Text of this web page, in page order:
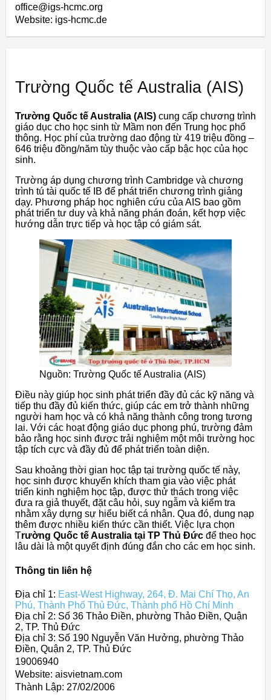
office@igs-hcmc.org
Website: igs-hcmc.de
Trường Quốc tế Australia (AIS)
Trường Quốc tế Australia (AIS) cung cấp chương trình
giáo dục cho học sinh từ Mầm non đến Trung học phổ
thông. Học phí của trường dao động từ 419 triệu đồng –
646 triệu đồng/năm tùy thuộc vào cấp bậc học của học
sinh.
Trường áp dụng chương trình Cambridge và chương
trình tú tài quốc tế IB để phát triển chương trình giảng
dạy. Phương pháp học nghiên cứu của AIS bao gồm
phát triển tư duy và khả năng phán đoán, kết hợp việc
hướng dẫn trực tiếp và học tập có giám sát.
Nguồn: Trường Quốc tế Australia (AIS)
Điều này giúp học sinh phát triển đầy đủ các kỹ năng và
tiếp thu đầy đủ kiến thức, giúp các em trở thành những
người ham học và có khả năng thành công trong tương
lai. Với các hoạt động giáo dục phong phú, trường đảm
bảo rằng học sinh được trải nghiệm một môi trường học
tập tích cực và đầy đủ để phát triển toàn diện.
Sau khoảng thời gian học tập tại trường quốc tế này,
học sinh được khuyến khích tham gia vào việc phát
triển kinh nghiệm học tập, được thử thách trong việc
đưa ra giả thuyết, đặt câu hỏi, suy ngẫm và kiểm tra
nhằm xây dựng sự hiểu biết cá nhân. Qua đó, dung nạp
thêm được nhiều kiến thức cần thiết. Việc lựa chọn
Trường Quốc tế Australia tại TP Thủ Đức để theo học
lâu dài là một quyết định đúng đắn cho các em học sinh.
Thông tin liên hệ
Địa chỉ 1: East-West Highway, 264, Đ. Mai Chí Thọ, An
Phú, Thành Phố Thủ Đức, Thành phố Hồ Chí Minh
Địa chỉ 2: Số 36 Thảo Điền, phường Thảo Điền, Quận
2, TP. Thủ Đức
Địa chỉ 3: Số 190 Nguyễn Văn Hưởng, phường Thảo
Điền, Quận 2, TP. Thủ Đức
19006940
Website: aisvietnam.com
Thành Lập: 27/02/2006